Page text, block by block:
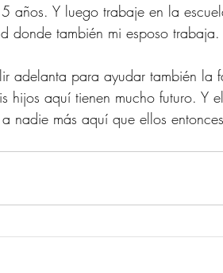
años. Y luego trabaje en la
donde también mi esposo trabaja.
adelanta para ayudar también la
hijos aquí tienen mucho futuro. Y
nadie más aquí que ellos